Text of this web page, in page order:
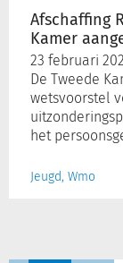
Afschaffing
Kamer
23 februari
De Tweede
wetsvoorstel
het
Jeugd, Wmo